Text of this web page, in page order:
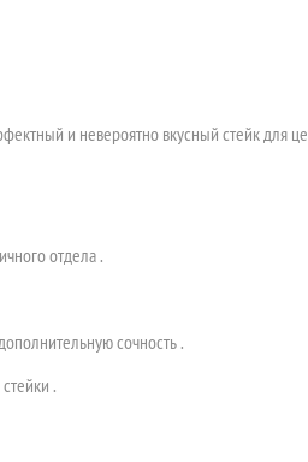
и невероятно вкусный стейк для
отдела .
сочность .
.